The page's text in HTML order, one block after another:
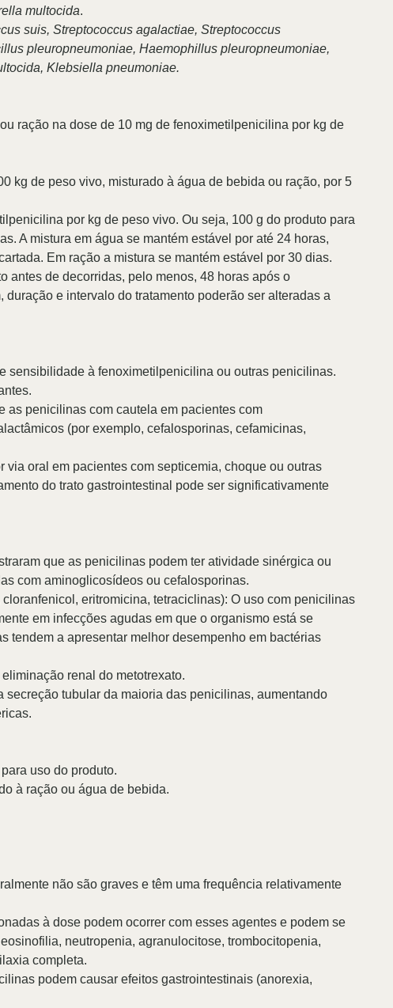
multocida.
suis, Streptococcus agalactiae, Streptococcus
pleuropneumoniae, Haemophillus pleuropneumoniae,
Klebsiella pneumoniae.
ração na dose de 10 mg de fenoximetilpenicilina por kg de
kg de peso vivo, misturado à água de bebida ou ração, por 5
por kg de peso vivo. Ou seja, 100 g do produto para
A mistura em água se mantém estável por até 24 horas,
Em ração a mistura se mantém estável por 30 dias.
antes de decorridas, pelo menos, 48 horas após o
e intervalo do tratamento poderão ser alteradas a
sensibilidade à fenoximetilpenicilina ou outras penicilinas.
as penicilinas com cautela em pacientes com
(por exemplo, cefalosporinas, cefamicinas,
oral em pacientes com septicemia, choque ou outras
do trato gastrointestinal pode ser significativamente
que as penicilinas podem ter atividade sinérgica ou
com aminoglicosídeos ou cefalosporinas.
eritromicina, tetraciclinas): O uso com penicilinas
em infecções agudas em que o organismo está se
tendem a apresentar melhor desempenho em bactérias
renal do metotrexato.
tubular da maioria das penicilinas, aumentando
uso do produto.
à ração ou água de bebida.
fechada.
não são graves e têm uma frequência relativamente
à dose podem ocorrer com esses agentes e podem se
neutropenia, agranulocitose, trombocitopenia,
completa.
podem causar efeitos gastrointestinais (anorexia,